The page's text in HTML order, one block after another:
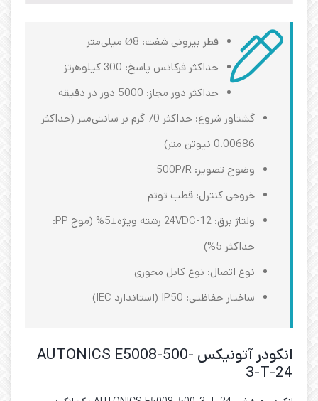
قطر بیرونی شفت: Ø8 میلی‌متر
حداکثر فرکانس پاسخ: 300 کیلوهرتز
حداکثر دور مجاز: 5000 دور در دقیقه
گشتاور شروع: حداکثر 70 گرم بر سانتی‌متر (حداکثر
0.00686 نیوتن متر)
وضوح تصویر: 500P/R
خروجی کنترل: قطب توتم
ولتاژ برق: 12-24VDC رشته ویژه±5% (موج PP:
حداکثر 5%)
نوع اتصال: نوع کابل محوری
ساختار حفاظتی: IP50 (استاندارد IEC)
انکودر آتونیکس AUTONICS E5008-500-
3-T-24